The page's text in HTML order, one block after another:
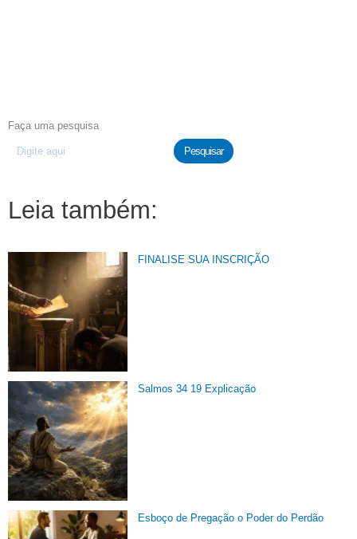
Faça uma pesquisa
Pesquisar
Leia também:
FINALISE SUA INSCRIÇÃO
Salmos 34 19 Explicação
Esboço de Pregação o Poder do Perdão